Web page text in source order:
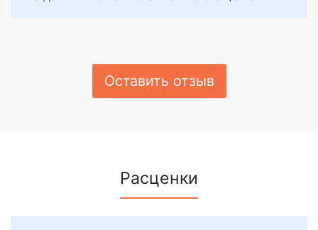
Оставить отзыв
Расценки